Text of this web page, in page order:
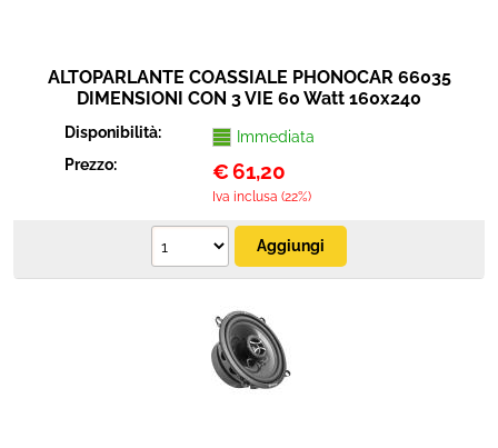
ALTOPARLANTE COASSIALE PHONOCAR 66035
DIMENSIONI CON 3 VIE 60 Watt 160x240
Disponibilità:
Immediata
Prezzo:
€61,20
Iva inclusa (22%)